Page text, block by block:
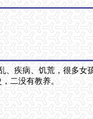
疾病、饥荒，很多女
二没有教养。